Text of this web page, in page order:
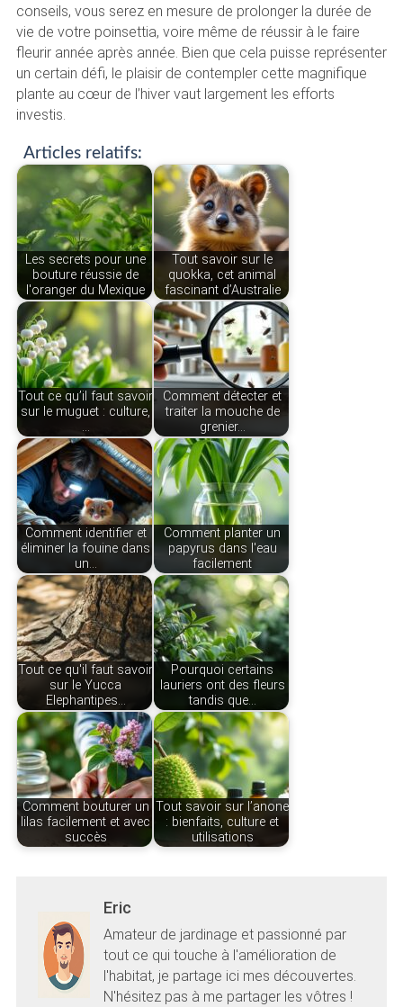
conseils, vous serez en mesure de prolonger la durée de
vie de votre poinsettia, voire même de réussir à le faire
fleurir année après année. Bien que cela puisse représenter
un certain défi, le plaisir de contempler cette magnifique
plante au cœur de l’hiver vaut largement les efforts
investis.
Articles relatifs:
Les secrets pour une
bouture réussie de
l'oranger du Mexique
Tout savoir sur le
quokka, cet animal
fascinant d’Australie
Tout ce qu’il faut savoir
sur le muguet : culture,
…
Comment détecter et
traiter la mouche de
grenier…
Comment identifier et
éliminer la fouine dans
un…
Comment planter un
papyrus dans l'eau
facilement
Tout ce qu'il faut savoir
sur le Yucca
Elephantipes…
Pourquoi certains
lauriers ont des fleurs
tandis que…
Comment bouturer un
lilas facilement et avec
succès
Tout savoir sur l’anone
: bienfaits, culture et
utilisations
Eric
Amateur de jardinage et passionné par
tout ce qui touche à l'amélioration de
l'habitat, je partage ici mes découvertes.
N'hésitez pas à me partager les vôtres !